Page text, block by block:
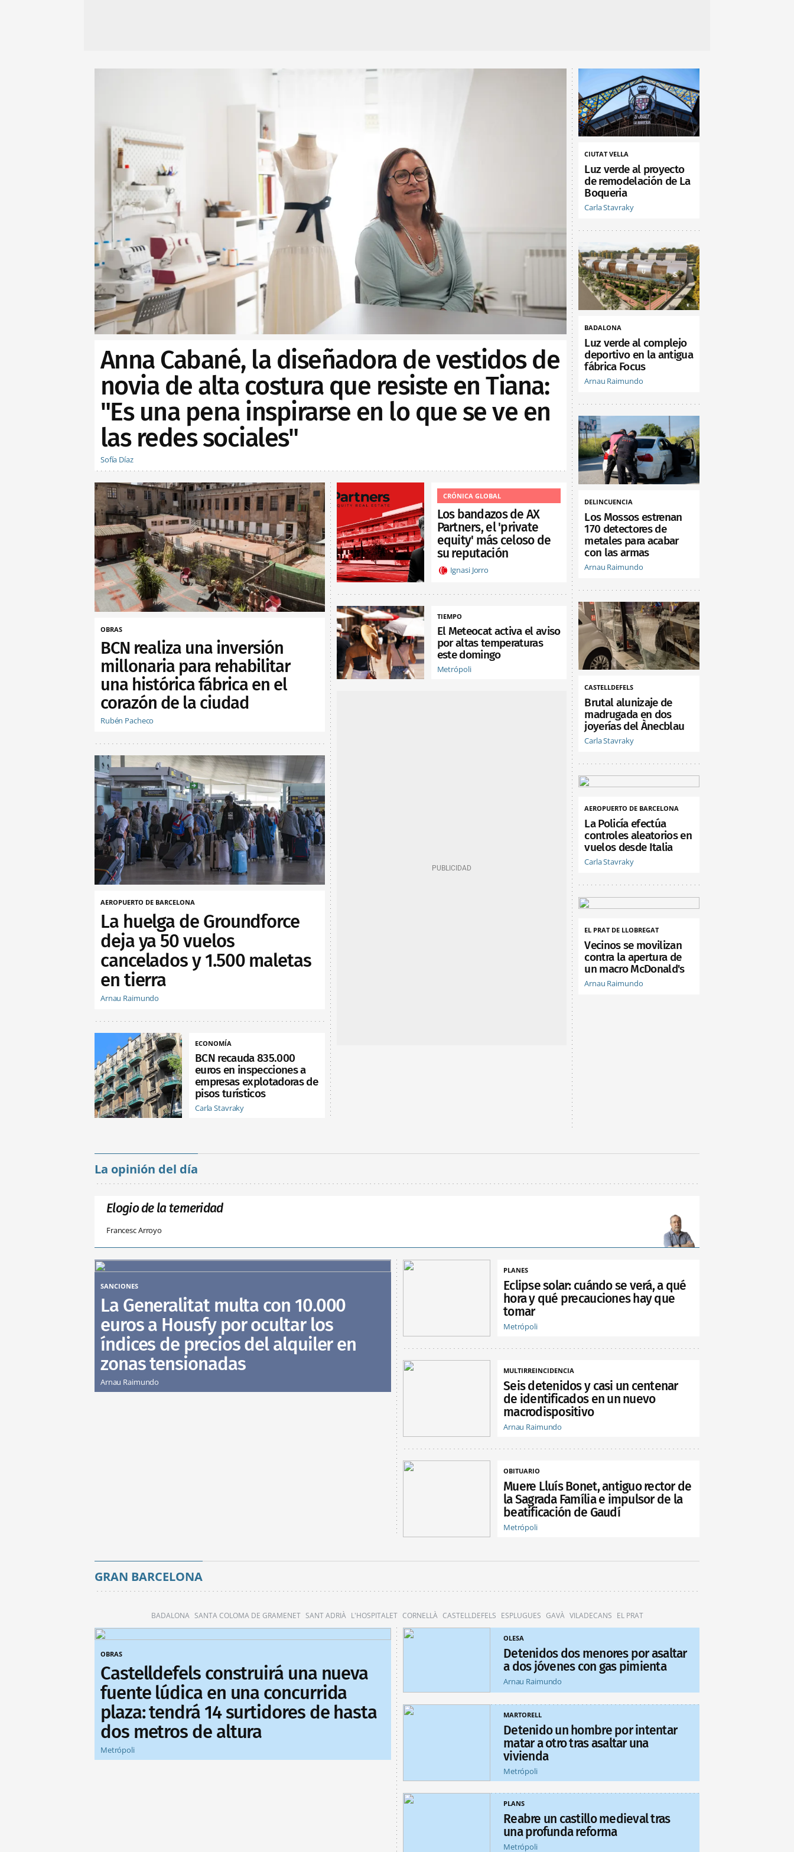
Anna Cabané, la diseñadora de vestidos de
novia de alta costura que resiste en Tiana:
"Es una pena inspirarse en lo que se ve en
las redes sociales"
Sofía Díaz
OBRAS
BCN realiza una inversión
millonaria para rehabilitar
una histórica fábrica en el
corazón de la ciudad
Rubén Pacheco
AEROPUERTO DE BARCELONA
La huelga de Groundforce
deja ya 50 vuelos
cancelados y 1.500 maletas
en tierra
Arnau Raimundo
ECONOMÍA
BCN recauda 835.000
euros en inspecciones a
empresas explotadoras de
pisos turísticos
Carla Stavraky
CRÓNICA GLOBAL
Los bandazos de AX
Partners, el 'private
equity' más celoso de
su reputación
Ignasi Jorro
TIEMPO
El Meteocat activa el aviso
por altas temperaturas
este domingo
Metrópoli
CIUTAT VELLA
Luz verde al proyecto
de remodelación de La
Boqueria
Carla Stavraky
BADALONA
Luz verde al complejo
deportivo en la antigua
fábrica Focus
Arnau Raimundo
DELINCUENCIA
Los Mossos estrenan
170 detectores de
metales para acabar
con las armas
Arnau Raimundo
CASTELLDEFELS
Brutal alunizaje de
madrugada en dos
joyerías del Ànecblau
Carla Stavraky
AEROPUERTO DE BARCELONA
La Policía efectúa
controles aleatorios en
vuelos desde Italia
Carla Stavraky
EL PRAT DE LLOBREGAT
Vecinos se movilizan
contra la apertura de
un macro McDonald's
Arnau Raimundo
La opinión del día
Elogio de la temeridad
Francesc Arroyo
SANCIONES
La Generalitat multa con 10.000
euros a Housfy por ocultar los
índices de precios del alquiler en
zonas tensionadas
Arnau Raimundo
PLANES
Eclipse solar: cuándo se verá, a qué
hora y qué precauciones hay que
tomar
Metrópoli
MULTIRREINCIDENCIA
Seis detenidos y casi un centenar
de identificados en un nuevo
macrodispositivo
Arnau Raimundo
OBITUARIO
Muere Lluís Bonet, antiguo rector de
la Sagrada Família e impulsor de la
beatificación de Gaudí
Metrópoli
GRAN BARCELONA
BADALONA SANTA COLOMA DE GRAMENET SANT ADRIÀ L'HOSPITALET CORNELLÀ CASTELLDEFELS ESPLUGUES GAVÀ VILADECANS EL PRAT
OBRAS
Castelldefels construirá una nueva
fuente lúdica en una concurrida
plaza: tendrá 14 surtidores de hasta
dos metros de altura
Metrópoli
OLESA
Detenidos dos menores por asaltar
a dos jóvenes con gas pimienta
Arnau Raimundo
MARTORELL
Detenido un hombre por intentar
matar a otro tras asaltar una
vivienda
Metrópoli
PLANS
Reabre un castillo medieval tras
una profunda reforma
Metrópoli